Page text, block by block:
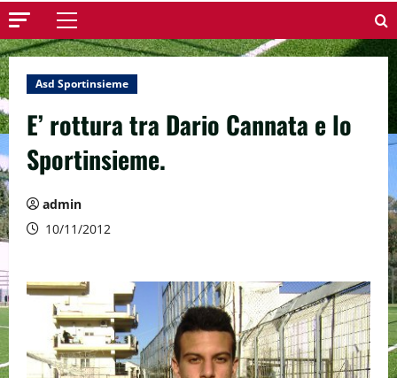
Menu
principale
Asd Sportinsieme
E’ rottura tra Dario Cannata e lo
Sportinsieme.
admin
10/11/2012